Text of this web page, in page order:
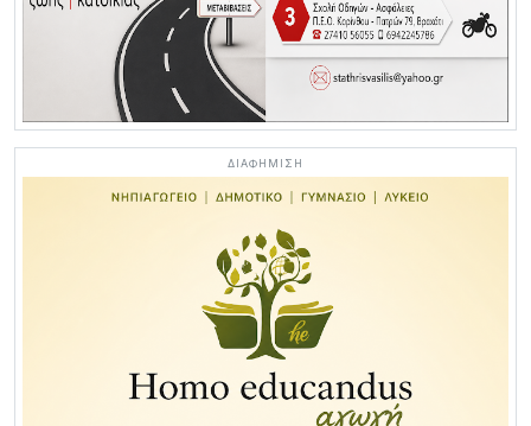
ΔΙΑΦΗΜΙΣΗ